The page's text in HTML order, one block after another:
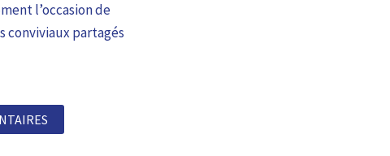
l’occasion de
partagés